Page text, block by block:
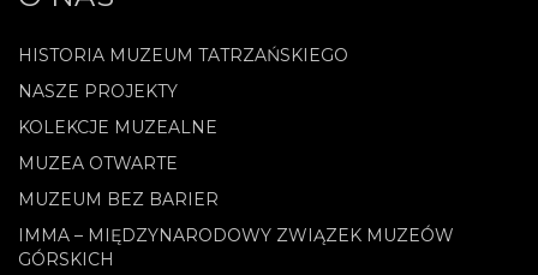
HISTORIA MUZEUM TATRZAŃSKIEGO
NASZE PROJEKTY
KOLEKCJE MUZEALNE
MUZEA OTWARTE
MUZEUM BEZ BARIER
IMMA – MIĘDZYNARODOWY ZWIĄZEK MUZEÓW
GÓRSKICH